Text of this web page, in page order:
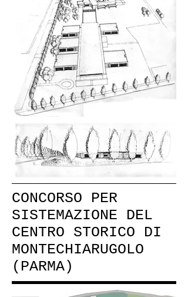
CONCORSO PER
SISTEMAZIONE DEL
CENTRO STORICO DI
MONTECHIARUGOLO
(PARMA)